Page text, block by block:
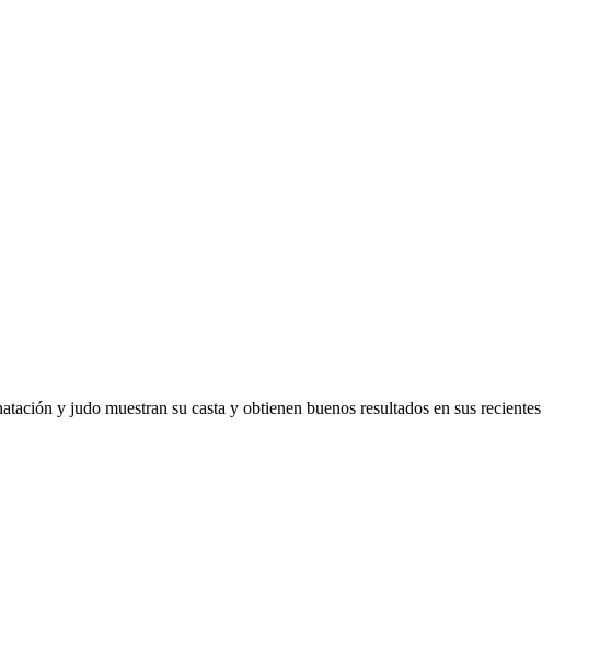
y judo muestran su casta y obtienen buenos resultados en sus recientes